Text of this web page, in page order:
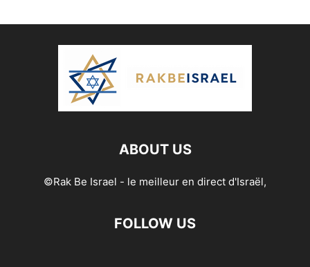
ABOUT US
©Rak Be Israel - le meilleur en direct d'Israël,
FOLLOW US